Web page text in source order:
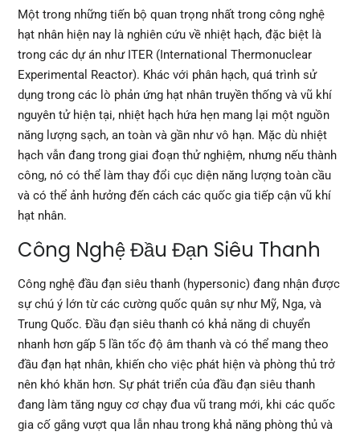
Một trong những tiến bộ quan trọng nhất trong công nghệ
hạt nhân hiện nay là nghiên cứu về nhiệt hạch, đặc biệt là
trong các dự án như ITER (International Thermonuclear
Experimental Reactor). Khác với phân hạch, quá trình sử
dụng trong các lò phản ứng hạt nhân truyền thống và vũ khí
nguyên tử hiện tại, nhiệt hạch hứa hẹn mang lại một nguồn
năng lượng sạch, an toàn và gần như vô hạn. Mặc dù nhiệt
hạch vẫn đang trong giai đoạn thử nghiệm, nhưng nếu thành
công, nó có thể làm thay đổi cục diện năng lượng toàn cầu
và có thể ảnh hưởng đến cách các quốc gia tiếp cận vũ khí
hạt nhân.
Công Nghệ Đầu Đạn Siêu Thanh
Công nghệ đầu đạn siêu thanh (hypersonic) đang nhận được
sự chú ý lớn từ các cường quốc quân sự như Mỹ, Nga, và
Trung Quốc. Đầu đạn siêu thanh có khả năng di chuyển
nhanh hơn gấp 5 lần tốc độ âm thanh và có thể mang theo
đầu đạn hạt nhân, khiến cho việc phát hiện và phòng thủ trở
nên khó khăn hơn. Sự phát triển của đầu đạn siêu thanh
đang làm tăng nguy cơ chạy đua vũ trang mới, khi các quốc
gia cố gắng vượt qua lẫn nhau trong khả năng phòng thủ và